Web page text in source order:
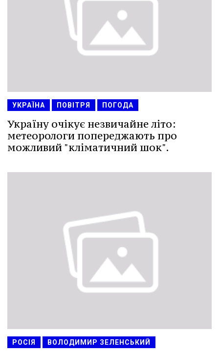
УКРАЇНА ПОВІТРЯ ПОГОДА
Україну очікує незвичайне літо:
метеорологи попереджають про
можливий "кліматичний шок".
РОСІЯ ВОЛОДИМИР ЗЕЛЕНСЬКИЙ